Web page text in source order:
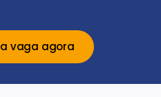
vaga agora